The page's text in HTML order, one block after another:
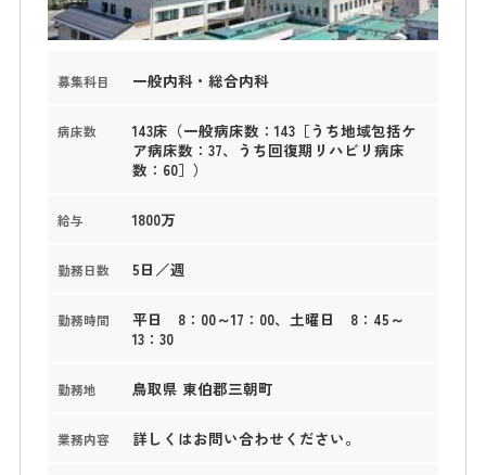
募集科目 一般内科・総合内科
病床数
143床（一般病床数：143［うち地域包括ケ
ア病床数：37、うち回復期リハビリ病床
数：60］）
給与 1800万
勤務日数 5日／週
勤務時間
平日 8：00～17：00、土曜日 8：45～
13：30
勤務地 鳥取県 東伯郡三朝町
業務内容 詳しくはお問い合わせください。